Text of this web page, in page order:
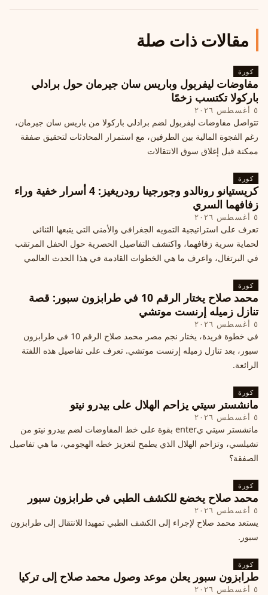
مقالات ذات صلة
كورة
مفاوضات ليفربول وباريس سان جيرمان حول برادلي
باركولا تكتسب زخمًا
٥ أغسطس ٢٠٢٦
تتواصل مفاوضات ليفربول لضم برادلي باركولا من باريس سان جيرمان،
رغم الفجوة المالية بين الطرفين، مع استمرار المحادثات لتحقيق صفقة
ممكنة قبل إغلاق سوق الانتقالات
كورة
كريستيانو رونالدو وجورجينا رودريغيز: 4 أسرار خفية وراء
زفافهما السري
٥ أغسطس ٢٠٢٦
تعرف على استراتيجية التمويه الجغرافي والأمني التي يتبعها الثنائي
لحماية سرية زفافهما، واكتشف التفاصيل الحصرية حول الحفل المرتقب
في البرتغال، واعرف ما هي الخطوات القادمة في هذا الحدث العالمي
كورة
محمد صلاح يختار الرقم 10 في طرابزون سبور: قصة
تنازل زميله إرنست موتشي
٥ أغسطس ٢٠٢٦
في خطوة فريدة، يختار نجم مصر محمد صلاح الرقم 10 في طرابزون
سبور، بعد تنازل زميله إرنست موتشي. تعرف على تفاصيل هذه اللفتة
الرائعة.
كورة
مانشستر سيتي يزاحم الهلال على بيدرو نيتو
٥ أغسطس ٢٠٢٦
مانشستر سيتي يenter بقوة على خط المفاوضات لضم بيدرو نيتو من
تشيلسي، وتزاحم الهلال الذي يطمح لتعزيز خطه الهجومي، ما هي تفاصيل
الصفقة؟
كورة
محمد صلاح يخضع للكشف الطبي في طرابزون سبور
٥ أغسطس ٢٠٢٦
يستعد محمد صلاح لإجراء إلى الكشف الطبي تمهيدا للانتقال إلى طرابزون
سبور.
كورة
طرابزون سبور يعلن موعد وصول محمد صلاح إلى تركيا
٥ أغسطس ٢٠٢٦